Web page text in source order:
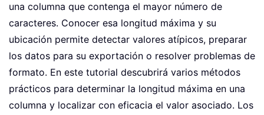
una columna que contenga el mayor número de
caracteres. Conocer esa longitud máxima y su
ubicación permite detectar valores atípicos, preparar
los datos para su exportación o resolver problemas de
formato. En este tutorial descubrirá varios métodos
prácticos para determinar la longitud máxima en una
columna y localizar con eficacia el valor asociado. Los